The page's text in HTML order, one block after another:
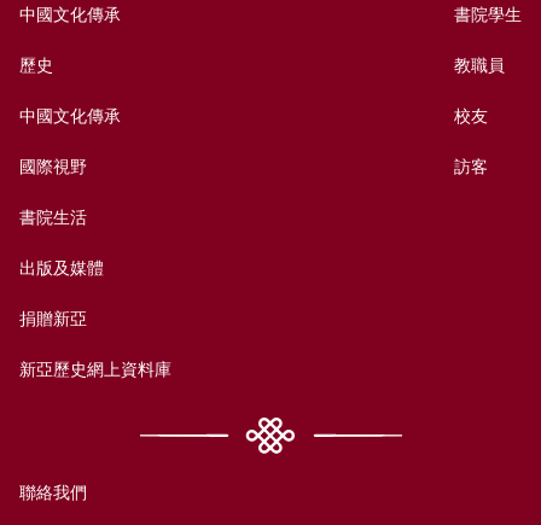
中國文化傳承
歷史
中國文化傳承
國際視野
書院生活
出版及媒體
捐贈新亞
新亞歷史網上資料庫
書院學生
教職員
校友
訪客
聯絡我們